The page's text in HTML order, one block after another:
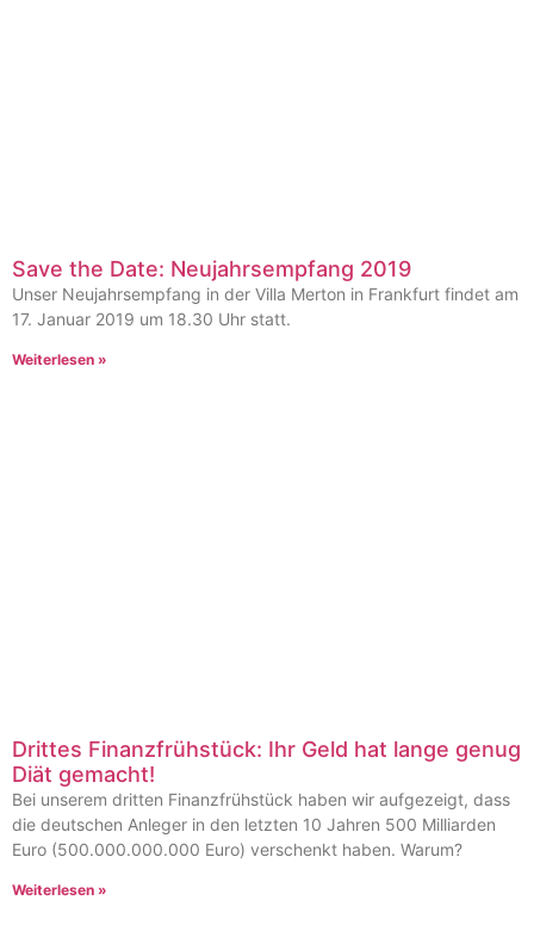
Save the Date: Neujahrsempfang 2019
Unser Neujahrsempfang in der Villa Merton in Frankfurt findet am
17. Januar 2019 um 18.30 Uhr statt.
Weiterlesen »
Drittes Finanzfrühstück: Ihr Geld hat lange genug
Diät gemacht!
Bei unserem dritten Finanzfrühstück haben wir aufgezeigt, dass
die deutschen Anleger in den letzten 10 Jahren 500 Milliarden
Euro (500.000.000.000 Euro) verschenkt haben. Warum?
Weiterlesen »